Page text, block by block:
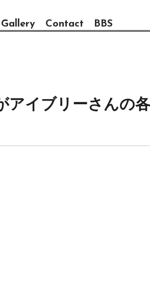
Gallery Contact BBS
アイブリーさんの